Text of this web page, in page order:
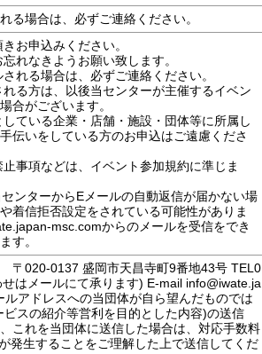
る場合は、必ずご連絡ください。
お申込みください。
れなきようお願い致します。
れる場合は、必ずご連絡ください。
る方は、以後当センターが主催するイベン
合がございます。
ている企業・店舗・施設・団体等に所属し
伝いをしている方のお申込はご遠慮くださ
事項などは、イベント参加規約に準じま
ンターからEメールの自動返信が届かない場
着信拒否設定をされている可能性がありま
msc.comからのメールを受信をでき
す。
〒020-0137 盛岡市天昌寺町9番地43号 TEL0
はメールにて承ります) E-mail info@iwate.ja
アドレスへの当団体が自ら望んだものでは
スの紹介等営利を目的とした内容)の送信
これを当団体に送信した場合は、対応手数料
発生することをご理解した上で送信してくだ